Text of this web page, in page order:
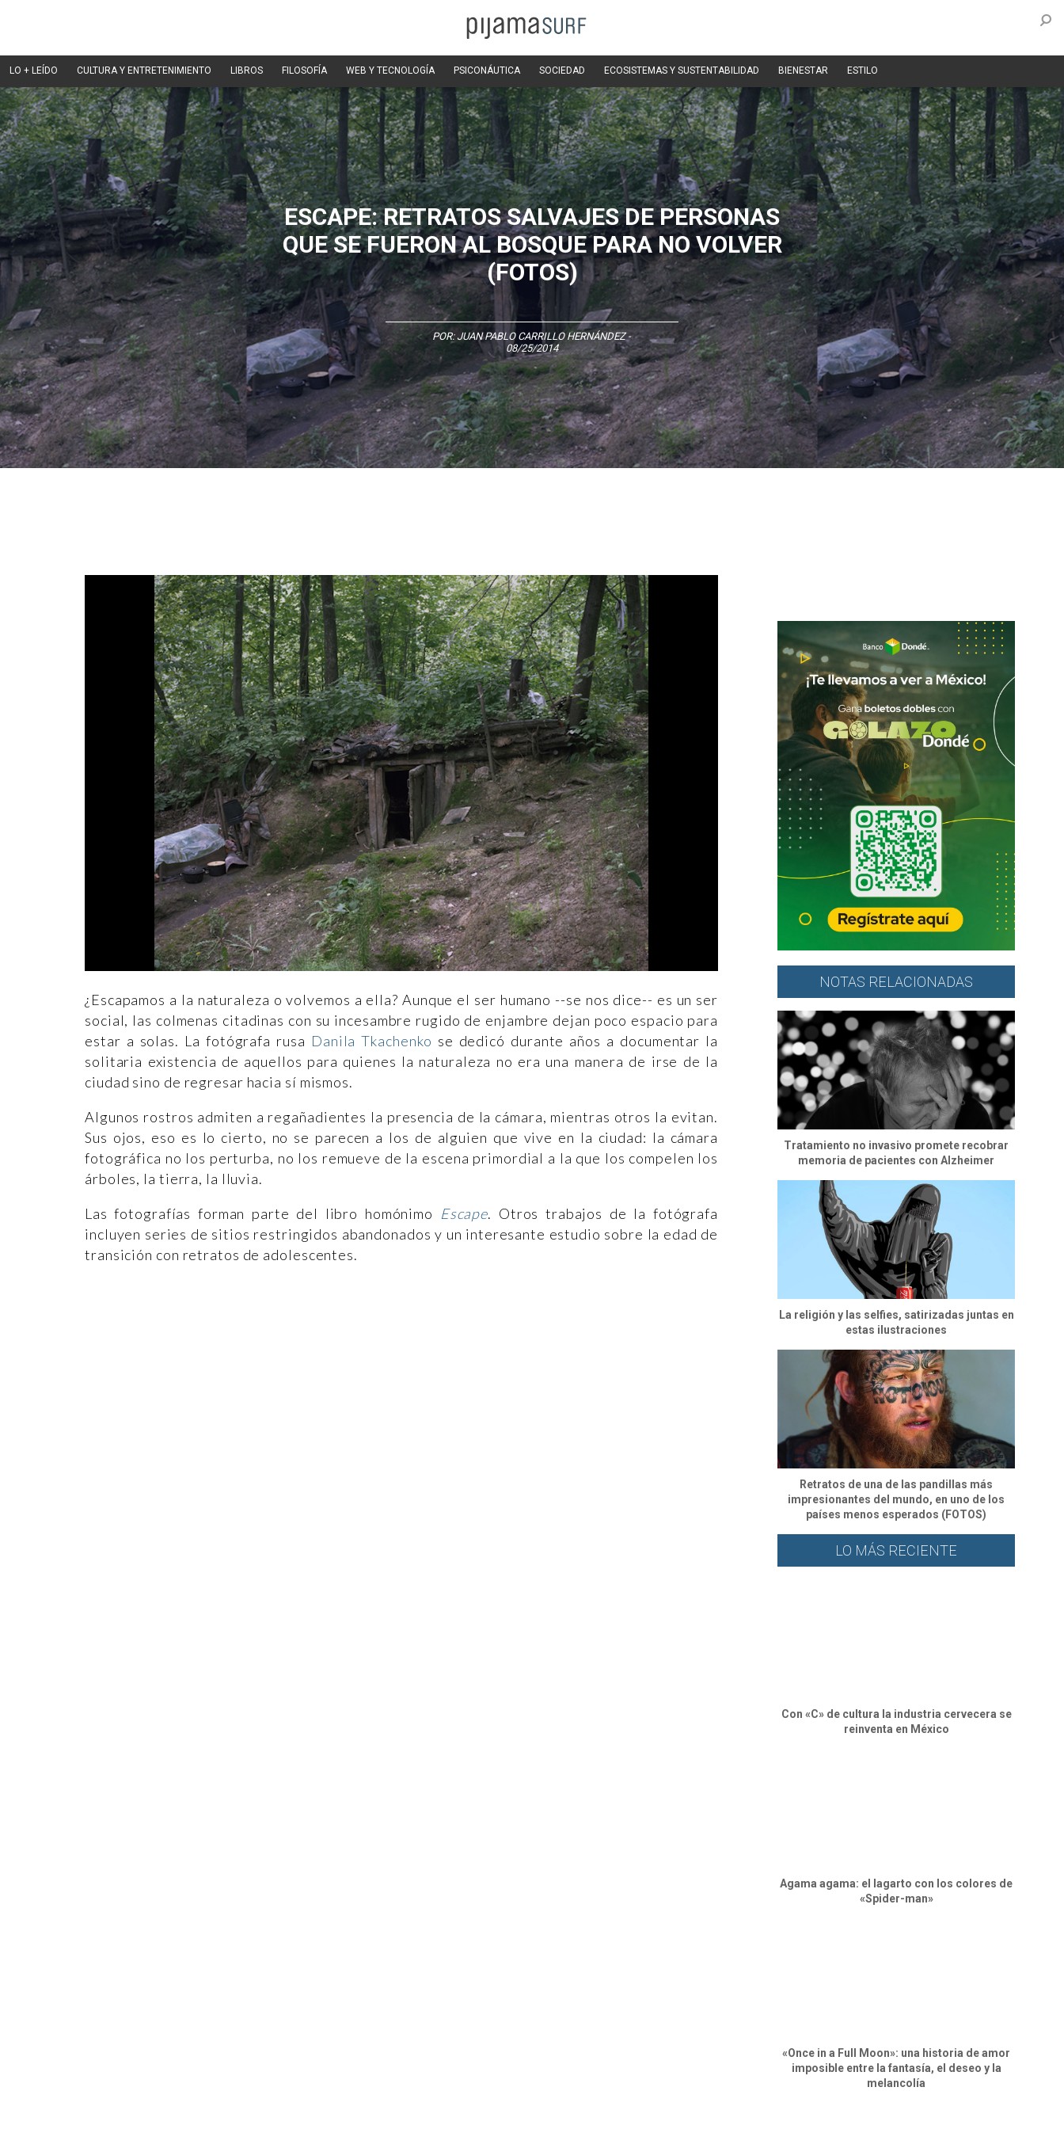
LO + LEÍDO CULTURA Y ENTRETENIMIENTO LIBROS FILOSOFÍA WEB Y TECNOLOGÍA PSICONÁUTICA SOCIEDAD ECOSISTEMAS Y SUSTENTABILIDAD BIENESTAR ESTILO
ESCAPE: RETRATOS SALVAJES DE PERSONAS
QUE SE FUERON AL BOSQUE PARA NO VOLVER
(FOTOS)
POR: JUAN PABLO CARRILLO HERNÁNDEZ-
08/25/2014
¿Escapamos a la naturaleza o volvemos a ella? Aunque el ser humano --se nos dice-- es un ser
social, las colmenas citadinas con su incesambre rugido de enjambre dejan poco espacio para
estar a solas. La fotógrafa rusa Danila Tkachenko se dedicó durante años a documentar la
solitaria existencia de aquellos para quienes la naturaleza no era una manera de irse de la
ciudad sino de regresar hacia sí mismos.
Algunos rostros admiten a regañadientes la presencia de la cámara, mientras otros la evitan.
Sus ojos, eso es lo cierto, no se parecen a los de alguien que vive en la ciudad: la cámara
fotográfica no los perturba, no los remueve de la escena primordial a la que los compelen los
árboles, la tierra, la lluvia.
Las fotografías forman parte del libro homónimo Escape. Otros trabajos de la fotógrafa
incluyen series de sitios restringidos abandonados y un interesante estudio sobre la edad de
transición con retratos de adolescentes.
NOTAS RELACIONADAS
Tratamiento no invasivo promete recobrar
memoria de pacientes con Alzheimer
La religión y las selfies, satirizadas juntas en
estas ilustraciones
Retratos de una de las pandillas más
impresionantes del mundo, en uno de los
países menos esperados (FOTOS)
LO MÁS RECIENTE
Con «C» de cultura la industria cervecera se
reinventa en México
Agama agama: el lagarto con los colores de
«Spider-man»
«Once in a Full Moon»: una historia de amor
imposible entre la fantasía, el deseo y la
melancolía